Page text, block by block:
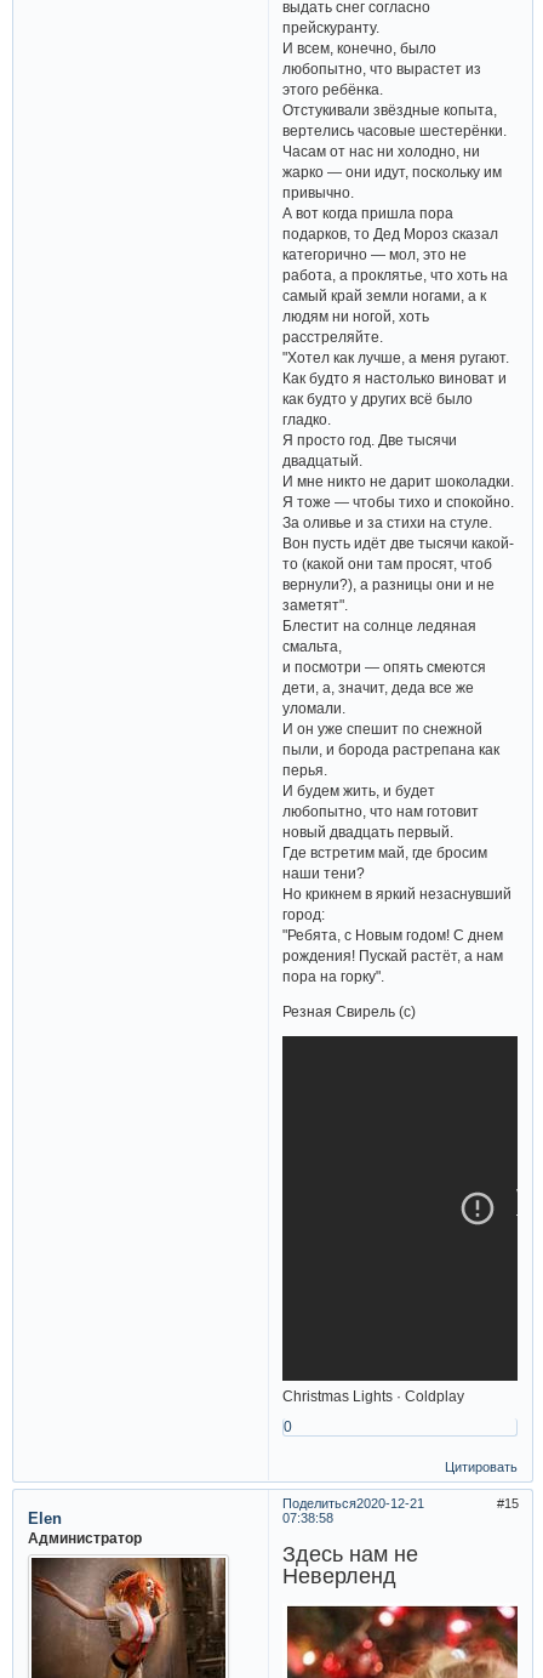
выдать снег согласно
прейскуранту.
И всем, конечно, было
любопытно, что вырастет из
этого ребёнка.
Отстукивали звёздные копыта,
вертелись часовые шестерёнки.
Часам от нас ни холодно, ни
жарко — они идут, поскольку им
привычно.
А вот когда пришла пора
подарков, то Дед Мороз сказал
категорично — мол, это не
работа, а проклятье, что хоть на
самый край земли ногами, а к
людям ни ногой, хоть
расстреляйте.
"Хотел как лучше, а меня ругают.
Как будто я настолько виноват и
как будто у других всё было
гладко.
Я просто год. Две тысячи
двадцатый.
И мне никто не дарит шоколадки.
Я тоже — чтобы тихо и спокойно.
За оливье и за стихи на стуле.
Вон пусть идёт две тысячи какой-
то (какой они там просят, чтоб
вернули?), а разницы они и не
заметят".
Блестит на солнце ледяная
смальта,
и посмотри — опять смеются
дети, а, значит, деда все же
уломали.
И он уже спешит по снежной
пыли, и борода растрепана как
перья.
И будем жить, и будет
любопытно, что нам готовит
новый двадцать первый.
Где встретим май, где бросим
наши тени?
Но крикнем в яркий незаснувший
город:
"Ребята, с Новым годом! С днем
рождения! Пускай растёт, а нам
пора на горку".
Резная Свирель (с)
Christmas Lights · Coldplay
0
Цитировать
Поделиться 15
2020-12-21
07:38:58
Elen
Администратор
Здесь нам не
Неверленд